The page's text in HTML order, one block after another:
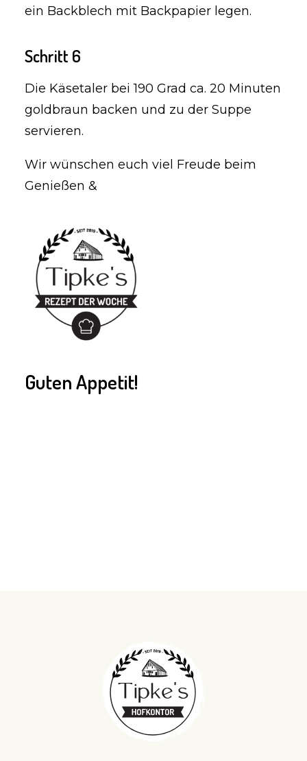
ein Backblech mit Backpapier legen.
Schritt 6
Die Käsetaler bei 190 Grad ca. 20 Minuten
goldbraun backen und zu der Suppe
servieren.
Wir wünschen euch viel Freude beim
Genießen &
Guten Appetit!